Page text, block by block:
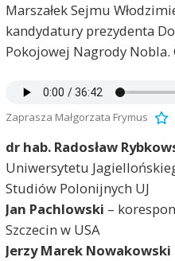
Marszałek Sejmu
kandydatury prezydenta
Pokojowej Nagrody Nobla.
Zaprasza Małgorzata Frymus
dr hab. Radosław
Uniwersytetu
Studiów Polonijnych UJ
Jan Pachlowski –
Szczecin w USA
Jerzy Marek Nowakowski